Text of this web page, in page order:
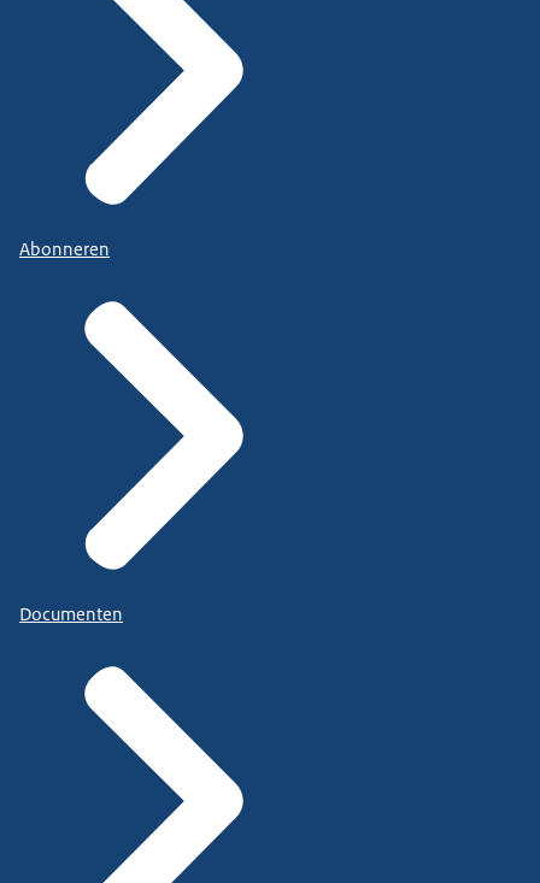
Abonneren
Documenten